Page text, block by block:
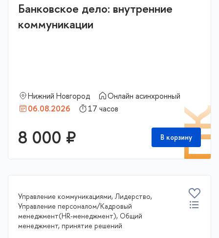
Банковское дело: внутренние
коммуникации
Нижний Новгород
Онлайн асинхронный
06.08.2026
17 часов
8 000 ₽ В корзину
Управление коммуникациями, Лидерство,
Управление персоналом/Кадровый
менеджмент(HR-менеджмент), Общий
менеджмент, принятие решений